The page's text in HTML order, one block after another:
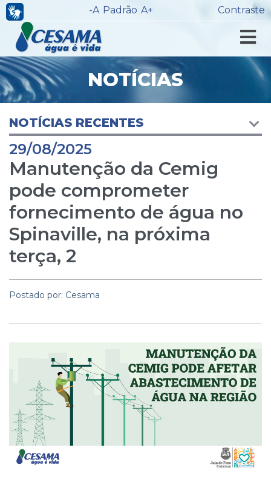
-A Padrão A+ Contraste
NOTÍCIAS
NOTÍCIAS RECENTES
29/08/2025
Manutenção da Cemig
pode comprometer
fornecimento de água no
Spinaville, na próxima
terça, 2
Postado por: Cesama